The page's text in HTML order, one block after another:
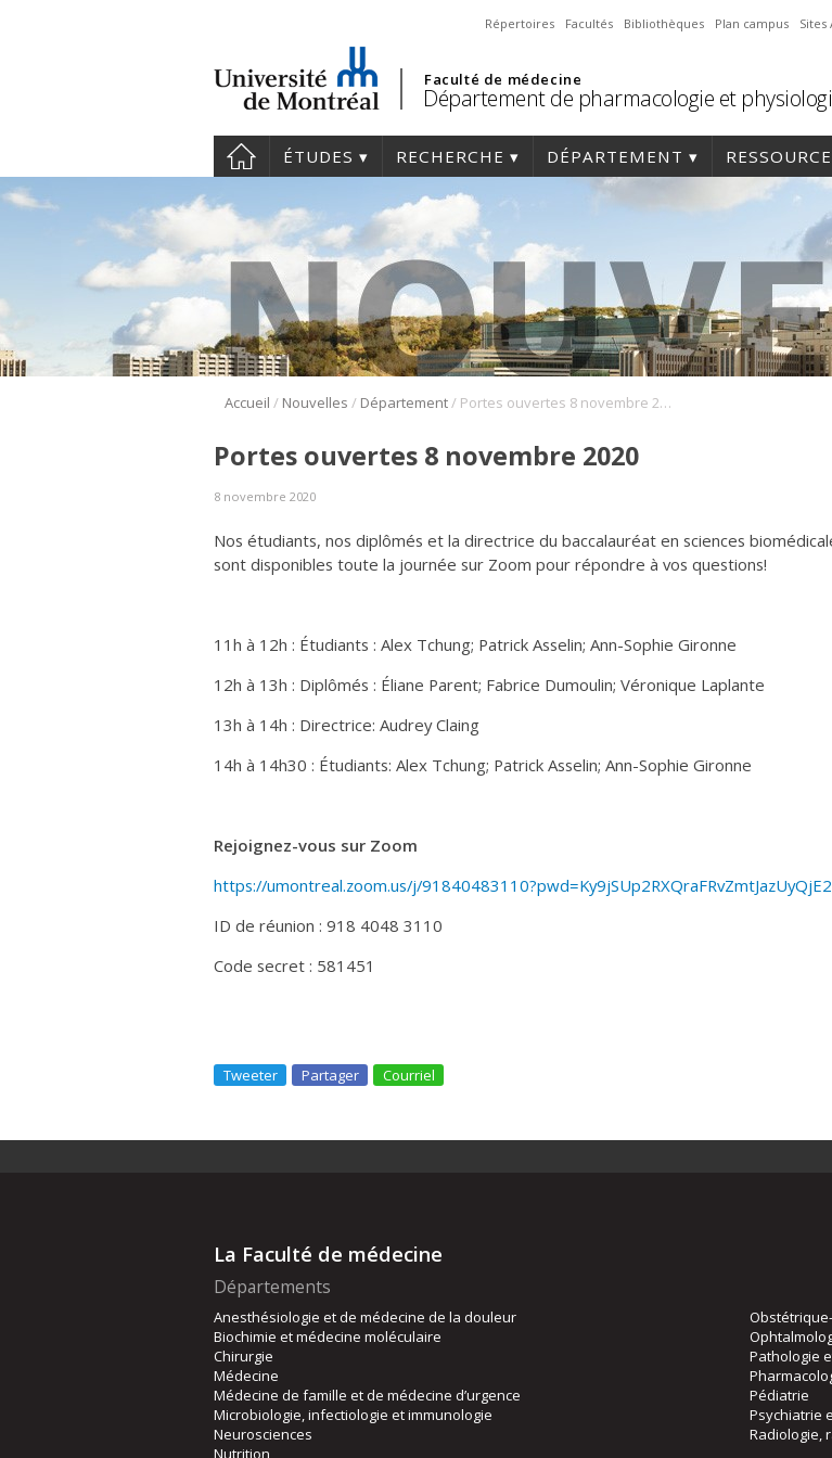
Répertoires Facultés Bibliothèques Plan campus Sites
Faculté de médecine
Département de pharmacologie et
ÉTUDES RECHERCHE DÉPARTEMENT
Accueil / Nouvelles / Département/ Portes ouvertes 8 novembre 2020
Portes ouvertes 8 novembre 2020
8 novembre 2020
Nos étudiants, nos diplômés et la directrice du baccalauréat en sciences
sont disponibles toute la journée sur Zoom pour répondre à vos questions!
11h à 12h : Étudiants : Alex Tchung; Patrick Asselin; Ann-Sophie Gironne
12h à 13h : Diplômés : Éliane Parent; Fabrice Dumoulin; Véronique Laplante
13h à 14h : Directrice: Audrey Claing
14h à 14h30 : Étudiants: Alex Tchung; Patrick Asselin; Ann-Sophie Gironne
Rejoignez-vous sur Zoom
https://umontreal.zoom.us/j/
ID de réunion : 918 4048 3110
Code secret : 581451
Tweeter Partager Courriel
La Faculté de médecine
Départements
Anesthésiologie et de médecine de la douleur
Biochimie et médecine moléculaire
Chirurgie
Médecine
Médecine de famille et de médecine d’urgence
Microbiologie, infectiologie et immunologie
Neurosciences
Nutrition
Pathologie
Pédiatrie
Psychiatrie
Radiologie,